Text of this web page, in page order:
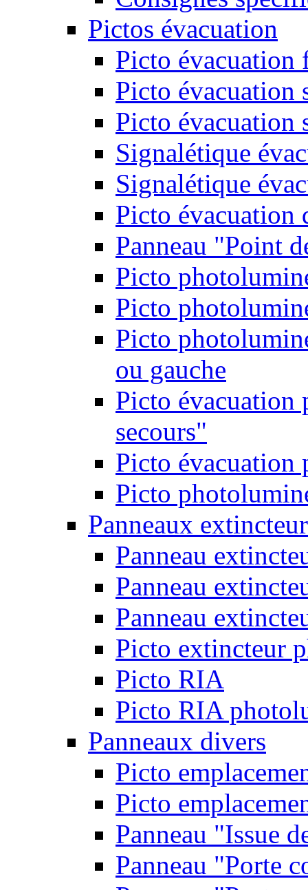
Pictos évacuation
Picto évacuation
Picto évacuation
Picto évacuation
Signalétique
Signalétique
Picto évacuation
Panneau "Point
Picto
Picto
Picto
ou gauche
Picto évacuation
secours"
Picto évacuation
Picto
Panneaux
Panneau
Panneau
Panneau
Picto extincteur
Picto RIA
Picto RIA
Panneaux divers
Picto
Picto
Panneau "Issue
Panneau "Porte